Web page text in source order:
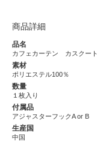
商品詳細
品名
カフェカーテン カスクート
素材
ポリエステル100％
数量
１枚入り
付属品
アジャスターフックA or B
生産国
中国